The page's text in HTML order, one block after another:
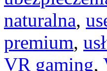
naturalna,
premium,
VR gaming,